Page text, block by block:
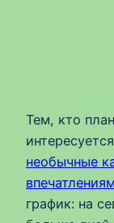
Тем, кто
необычные
график: на